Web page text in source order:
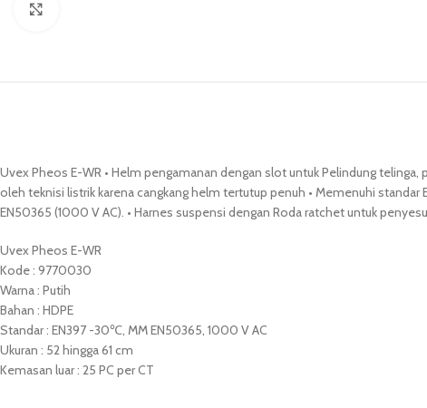
Uvex Pheos E-WR • Helm pengamanan dengan slot untuk Pelindung
oleh teknisi listrik karena cangkang helm tertutup penuh • Memenuhi
EN50365 (1000 V AC). • Harnes suspensi dengan Roda ratchet untuk
Uvex Pheos E-WR
Kode : 9770030
Warna : Putih
Bahan : HDPE
Standar : EN397 -30℃, MM EN50365, 1000 V AC
Ukuran : 52 hingga 61 cm
Kemasan luar : 25 PC per CT